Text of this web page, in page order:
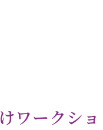
ワークシ